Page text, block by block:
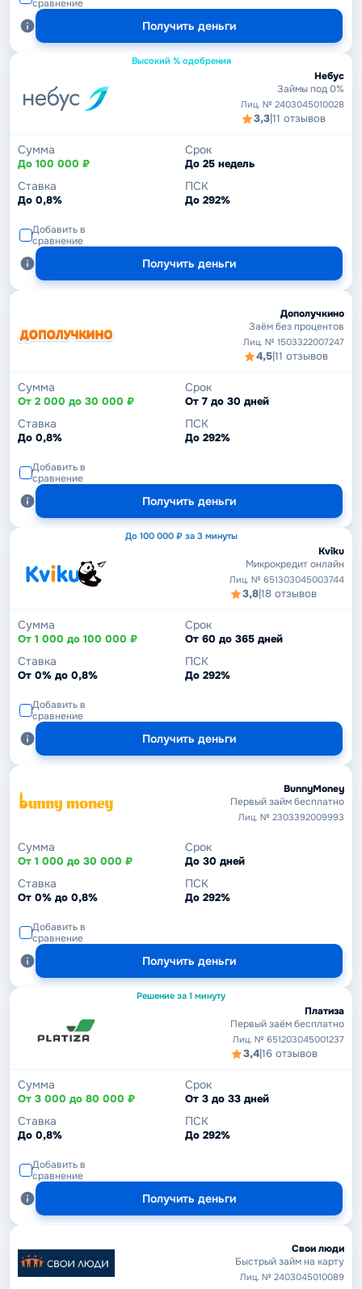
сравнение
Получить деньги
Высокий % одобрения
Небус
Займы под 0%
Лиц. № 2403045010028
3,3|11 отзывов
Сумма
До 100 000 ₽
Срок
До 25 недель
Ставка
До 0,8%
ПСК
До 292%
Добавить в
сравнение
Получить деньги
Дополучкино
Заём без процентов
Лиц. № 1503322007247
4,5|11 отзывов
Сумма
От 2 000 до 30 000 ₽
Срок
От 7 до 30 дней
Ставка
До 0,8%
ПСК
До 292%
Добавить в
сравнение
Получить деньги
До 100 000 ₽ за 3 минуты
Kviku
Микрокредит онлайн
Лиц. № 651303045003744
3,8|18 отзывов
Сумма
От 1 000 до 100 000 ₽
Срок
От 60 до 365 дней
Ставка
От 0% до 0,8%
ПСК
До 292%
Добавить в
сравнение
Получить деньги
BunnyMoney
Первый займ бесплатно
Лиц. № 2303392009993
Сумма
От 1 000 до 30 000 ₽
Срок
До 30 дней
Ставка
От 0% до 0,8%
ПСК
До 292%
Добавить в
сравнение
Получить деньги
Решение за 1 минуту
Платиза
Первый заём бесплатно
Лиц. № 651203045001237
3,4|16 отзывов
Сумма
От 3 000 до 80 000 ₽
Срок
От 3 до 33 дней
Ставка
До 0,8%
ПСК
До 292%
Добавить в
сравнение
Получить деньги
Свои люди
Быстрый займ на карту
Лиц. № 2403045010089